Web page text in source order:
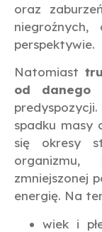
oraz
niegroźnych,
perspektywie.
Natomiast
od danego
spadku masy
się okresy
zmniejszonej
energię. Na
wiek i